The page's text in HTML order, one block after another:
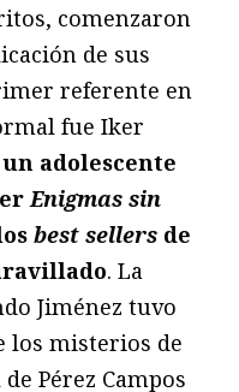
comenzaron
de sus
referente en
fue Iker
adolescente
Enigmas sin
best sellers de
. La
Jiménez tuvo
los misterios de
Pérez Campos